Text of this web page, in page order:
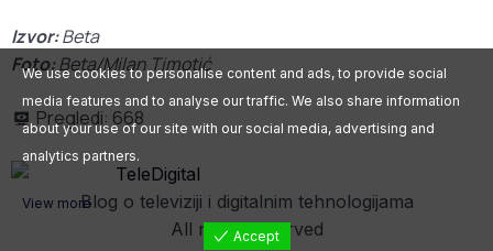
Izvor:Beta
Foto:Beta/Milan Timotić
Pregledi: 668
Blog o televiziji i digitalnim tehnologijama
All rights reserved
We use cookies to personalise content and ads, to provide social
media features and to analyse our traffic. We also share information
about your use of our site with our social media, advertising and
analytics partners.
View more
Accept